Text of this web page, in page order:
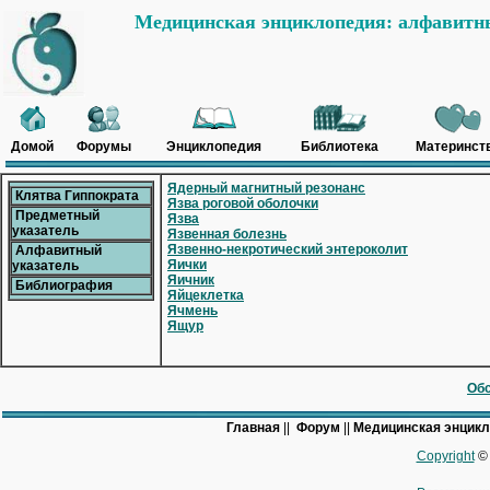
Медицинская энциклопедия:
Домой Форумы Энциклопедия Библиотека
Клятва Гиппократа
Предметный
указатель
Алфавитный
указатель
Библиография
Ядерный магнитный резонанс
Язва роговой оболочки
Язва
Язвенная болезнь
Язвенно-некротический энтероколит
Яички
Яичник
Яйцеклетка
Ячмень
Ящур
Главная Форум
Медицинская
Copyright©